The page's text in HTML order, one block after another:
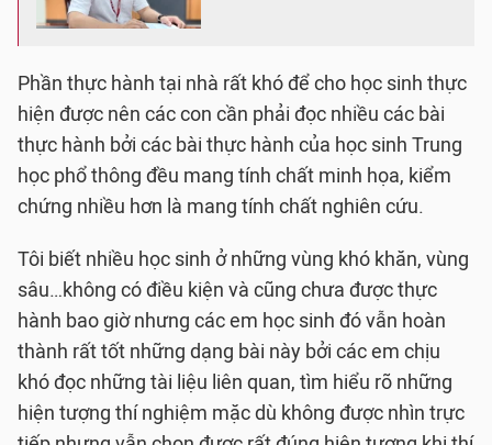
Phần thực hành tại nhà rất khó để cho học sinh thực
hiện được nên các con cần phải đọc nhiều các bài
thực hành bởi các bài thực hành của học sinh Trung
học phổ thông đều mang tính chất minh họa, kiểm
chứng nhiều hơn là mang tính chất nghiên cứu.
Tôi biết nhiều học sinh ở những vùng khó khăn, vùng
sâu…không có điều kiện và cũng chưa được thực
hành bao giờ nhưng các em học sinh đó vẫn hoàn
thành rất tốt những dạng bài này bởi các em chịu
khó đọc những tài liệu liên quan, tìm hiểu rõ những
hiện tượng thí nghiệm mặc dù không được nhìn trực